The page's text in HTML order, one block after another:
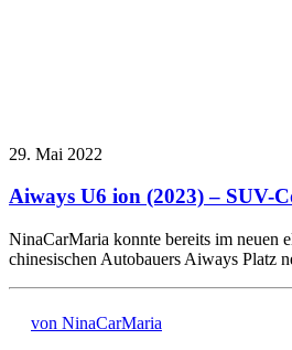
29. Mai 2022
Aiways U6 ion (2023) – SUV-
NinaCarMaria konnte bereits im neuen
chinesischen Autobauers Aiways Platz
von NinaCarMaria